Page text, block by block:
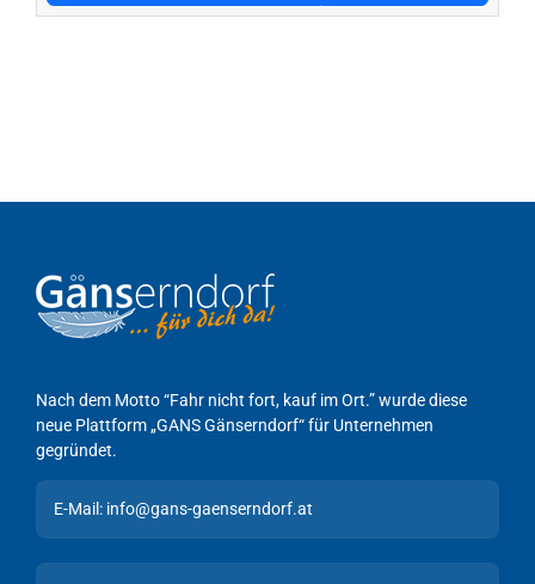
Nach dem Motto “Fahr nicht fort, kauf im Ort.” wurde diese
neue Plattform „GANS Gänserndorf“ für Unternehmen
gegründet.
E-Mail: info@gans-gaenserndorf.at